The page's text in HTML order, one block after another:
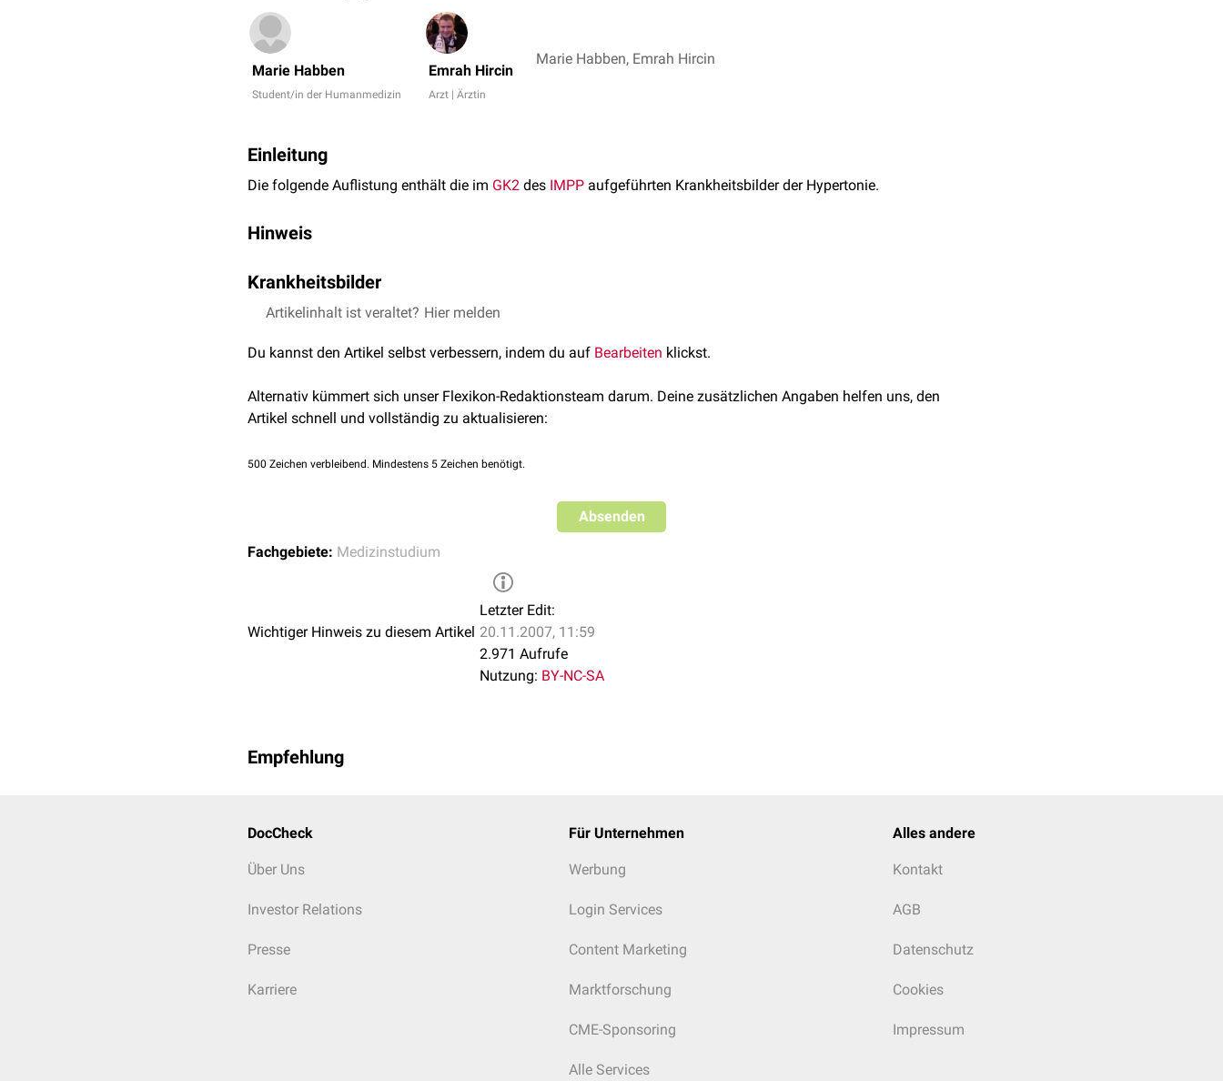
Marie Habben
Student/in der Humanmedizin
Emrah Hircin
Arzt | Ärztin
Marie Habben, Emrah Hircin
Einleitung
Die folgende Auflistung enthält die im GK2 des IMPP aufgeführten Krankheitsbilder der Hypertonie.
Hinweis
Krankheitsbilder bzw. -bezeichnungen aufzudecken. Es wird keine Aussage darüber getroffen, welche Relevanz
ihnen das IMPP jeweils zuweist.
um den Blick des Lernenden für das Wesentliche zu schärfen.
Krankheitsbilder
Der Systematik derICD-10folgend, gehen folgende Krankheitsbilder in den Gegenstandskatalog ein. Relevante
Blutdruck
Hypertonie
Primäre Hypertonie
Artikelinhalt ist veraltet? Hier melden
Du kannst den Artikel selbst verbessern, indem du auf Bearbeiten klickst.
Alternativ kümmert sich unser Flexikon-Redaktionsteam darum. Deine zusätzlichen Angaben helfen uns, den
Artikel schnell und vollständig zu aktualisieren:
500 Zeichen verbleibend. Mindestens 5 Zeichen benötigt.
Absenden
Fachgebiete: Medizinstudium
Wichtiger Hinweis zu diesem Artikel
Letzter Edit:
20.11.2007, 11:59
2.971 Aufrufe
Nutzung: BY-NC-SA
Empfehlung
DocCheck
Über Uns
Investor Relations
Presse
Karriere
Für Unternehmen
Werbung
Login Services
Content Marketing
Marktforschung
CME-Sponsoring
Alle Services
Alles andere
Kontakt
AGB
Datenschutz
Cookies
Impressum